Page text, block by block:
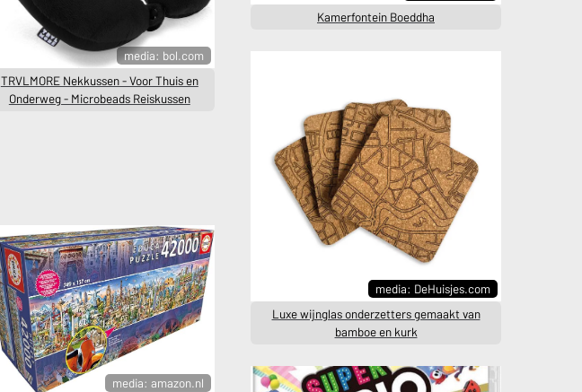
media: bol.com
TRVLMORE Nekkussen - Voor Thuis en
Onderweg - Microbeads Reiskussen
media: amazon.nl
Kamerfontein Boeddha
media: DeHuisjes.com
Luxe wijnglas onderzetters gemaakt van
bamboe en kurk